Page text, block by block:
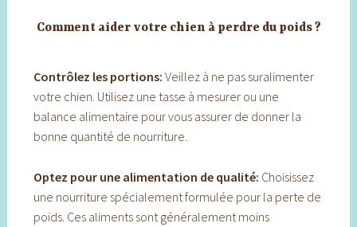
Comment aider votre chien à perdre du poids ?
Contrôlez les portions: Veillez à ne pas suralimenter
votre chien. Utilisez une tasse à mesurer ou une
balance alimentaire pour vous assurer de donner la
bonne quantité de nourriture.
Optez pour une alimentation de qualité: Choisissez
une nourriture spécialement formulée pour la perte de
poids. Ces aliments sont généralement moins